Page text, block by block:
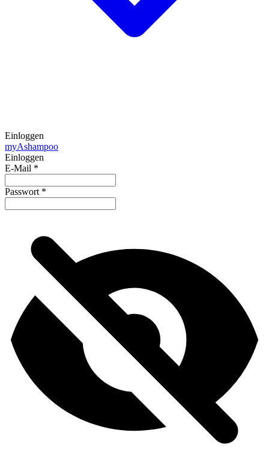
Einloggen
myAshampoo
Einloggen
E-Mail *
Passwort *